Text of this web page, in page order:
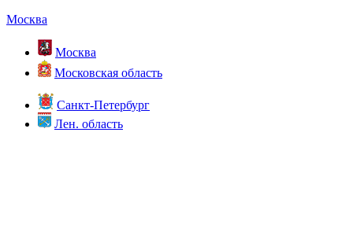
Москва
Москва
Московская область
Санкт-Петербург
Лен. область